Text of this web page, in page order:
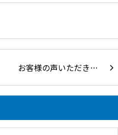
お客様の声いただき…